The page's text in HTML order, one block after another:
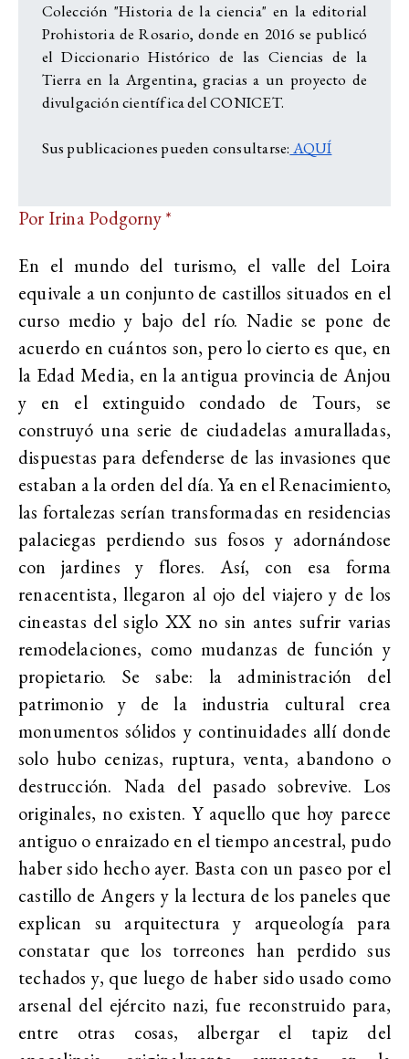
Colección "Historia de la ciencia" en la editorial
Prohistoria de Rosario, donde en 2016 se publicó
el Diccionario Histórico de las Ciencias de la
Tierra en la Argentina, gracias a un proyecto de
divulgación científica del CONICET.
Sus publicaciones pueden consultarse: AQUÍ
Por Irina Podgorny *
En el mundo del turismo, el valle del Loira
equivale a un conjunto de castillos situados en el
curso medio y bajo del río. Nadie se pone de
acuerdo en cuántos son, pero lo cierto es que, en
la Edad Media, en la antigua provincia de Anjou
y en el extinguido condado de Tours, se
construyó una serie de ciudadelas amuralladas,
dispuestas para defenderse de las invasiones que
estaban a la orden del día. Ya en el Renacimiento,
las fortalezas serían transformadas en residencias
palaciegas perdiendo sus fosos y adornándose
con jardines y flores. Así, con esa forma
renacentista, llegaron al ojo del viajero y de los
cineastas del siglo XX no sin antes sufrir varias
remodelaciones, como mudanzas de función y
propietario. Se sabe: la administración del
patrimonio y de la industria cultural crea
monumentos sólidos y continuidades allí donde
solo hubo cenizas, ruptura, venta, abandono o
destrucción. Nada del pasado sobrevive. Los
originales, no existen. Y aquello que hoy parece
antiguo o enraizado en el tiempo ancestral, pudo
haber sido hecho ayer. Basta con un paseo por el
castillo de Angers y la lectura de los paneles que
explican su arquitectura y arqueología para
constatar que los torreones han perdido sus
techados y, que luego de haber sido usado como
arsenal del ejército nazi, fue reconstruido para,
entre otras cosas, albergar el tapiz del